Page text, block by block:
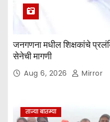
जनगणना मधील शिक्षकांचे
सेनेची मागणी
Aug 6, 2026 Mirror
ताज्या बातम्या